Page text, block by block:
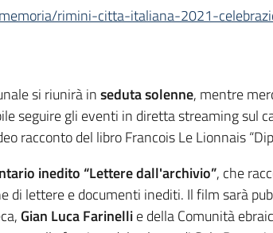
rimini-citta-italiana-2021-
si riunirà inseduta solenne, mentre
seguire gli eventi in diretta streaming sul
racconto del libro Francois Le Lionnais
inedito “Lettere dall'archivio”, che
di lettere e documenti inediti. Il film sarà
Gian Luca Farinellie della Comunità